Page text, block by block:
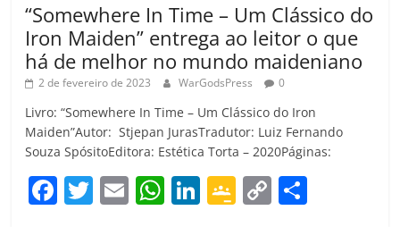
“Somewhere In Time – Um Clássico do
Iron Maiden” entrega ao leitor o que
há de melhor no mundo maideniano
2 de fevereiro de 2023 WarGodsPress 0
Livro: “Somewhere In Time – Um Clássico do Iron
Maiden”Autor: Stjepan JurasTradutor: Luiz Fernando
Souza SpósitoEditora: Estética Torta – 2020Páginas:
F T E W Li G C